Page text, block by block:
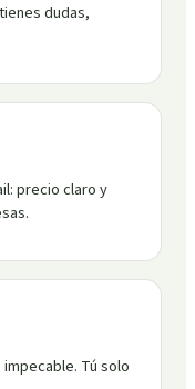
dudas,
precio claro y
Tú solo